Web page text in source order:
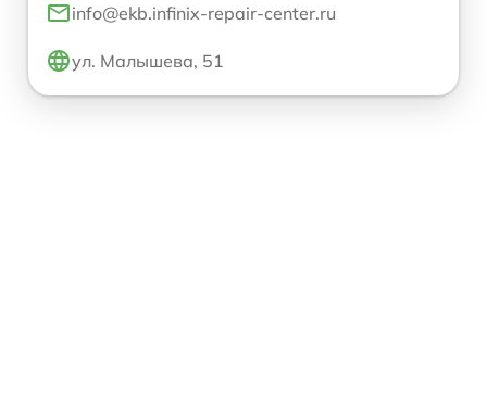
info@ekb.infinix-repair-center.ru
ул. Малышева, 51